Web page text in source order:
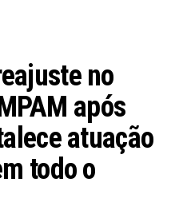
no
após
atuação
todo o